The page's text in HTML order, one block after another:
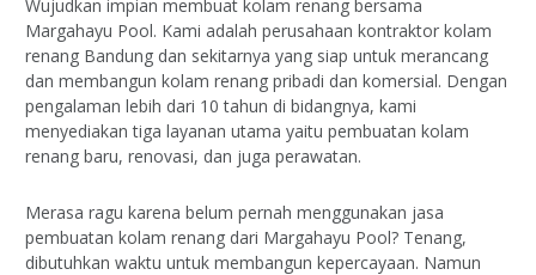
Wujudkan impian membuat kolam renang bersama
Margahayu Pool. Kami adalah perusahaan kontraktor kolam
renang Bandung dan sekitarnya yang siap untuk merancang
dan membangun kolam renang pribadi dan komersial. Dengan
pengalaman lebih dari 10 tahun di bidangnya, kami
menyediakan tiga layanan utama yaitu pembuatan kolam
renang baru, renovasi, dan juga perawatan.
Merasa ragu karena belum pernah menggunakan jasa
pembuatan kolam renang dari Margahayu Pool? Tenang,
dibutuhkan waktu untuk membangun kepercayaan. Namun